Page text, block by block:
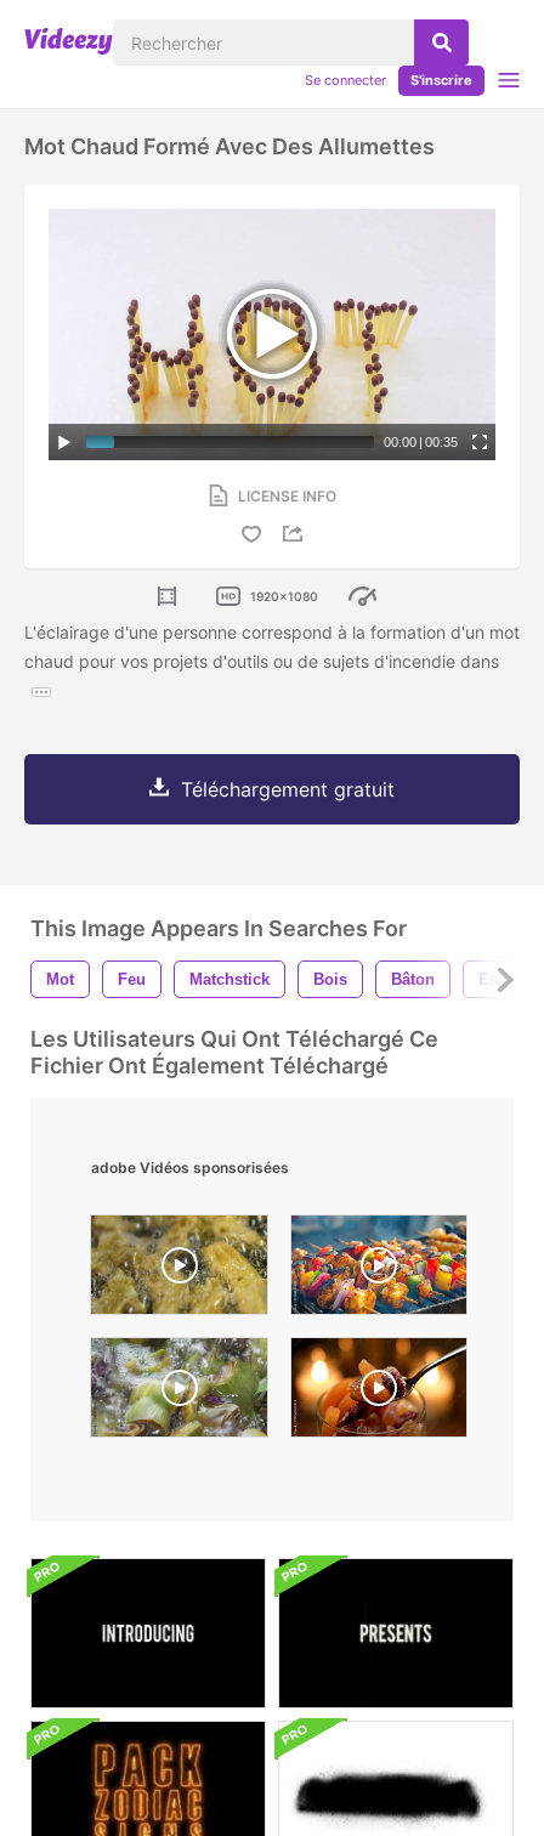
Se connecter S'inscrire
Mot Chaud Formé Avec Des Allumettes
00:00 | 00:35
LICENSE INFO
1920x1080
L'éclairage d'une personne correspond à la formation d'un mot
chaud pour vos projets d'outils ou de sujets d'incendie dans
Téléchargement gratuit
This Image Appears In Searches For
Mot Feu Matchstick Bois Bâton
Les Utilisateurs Qui Ont Téléchargé Ce
Fichier Ont Également Téléchargé
adobe Vidéos sponsorisées